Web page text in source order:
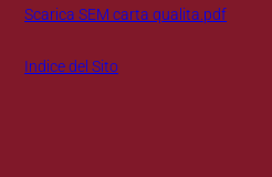
Scarica SEM carta qualita.pdf
Indice del Sito